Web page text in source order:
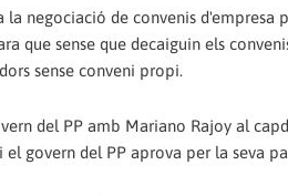
la negociació de convenis d'empresa
que sense que decaiguin els
sense conveni propi.
del PP amb Mariano Rajoy al
el govern del PP aprova per la seva